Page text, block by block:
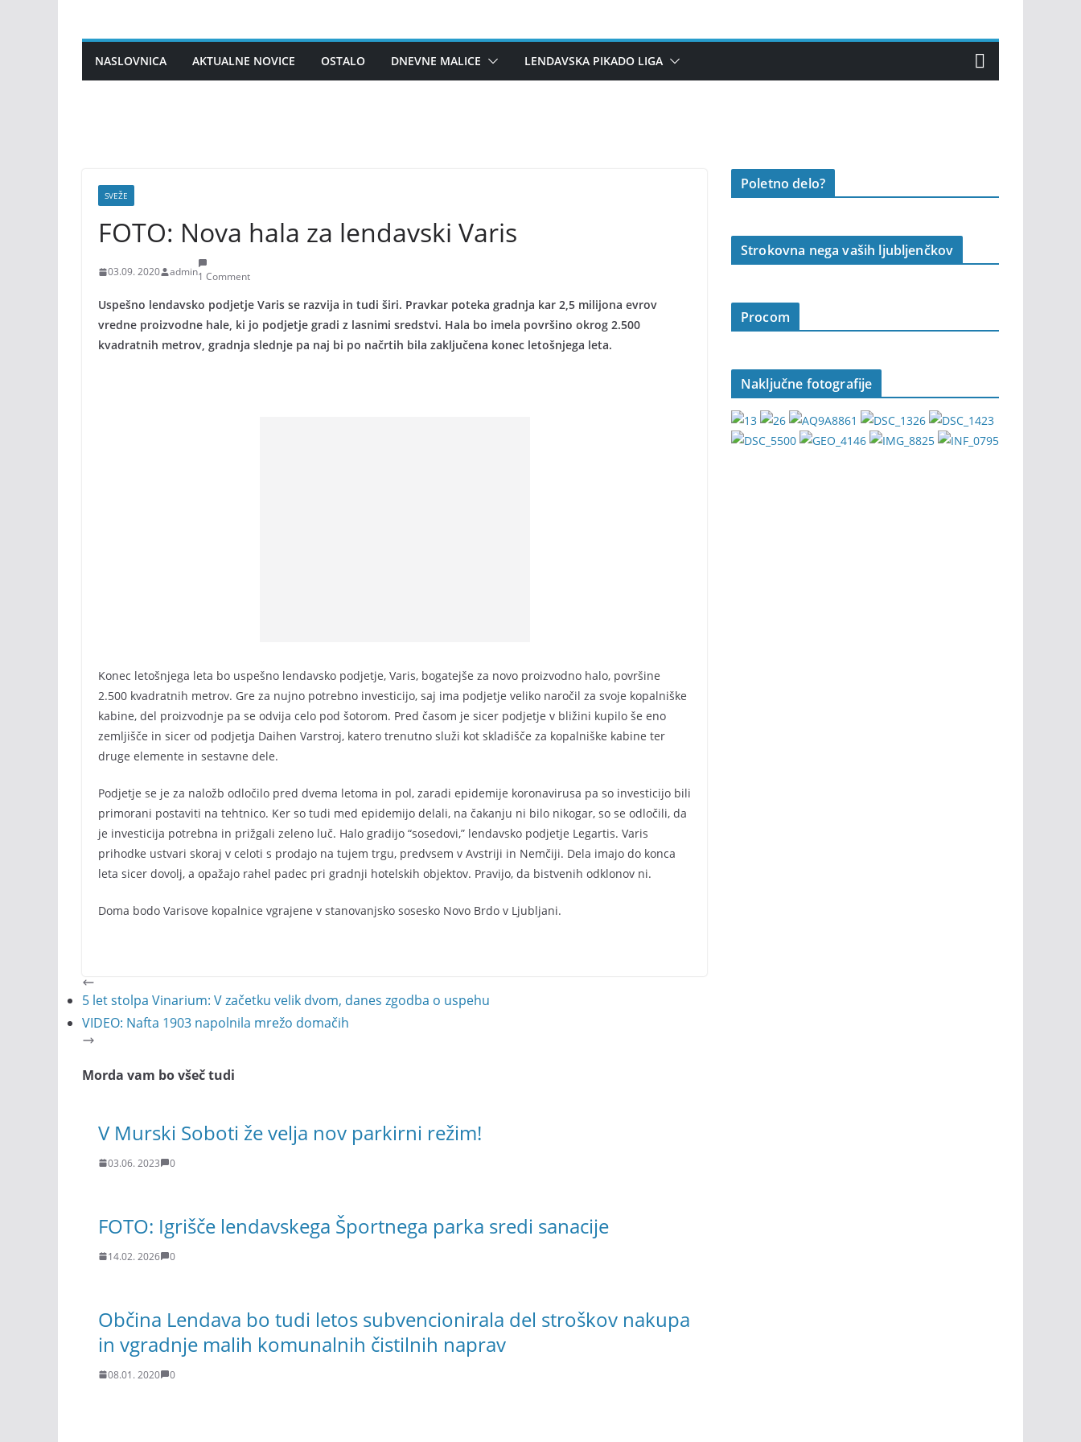
contentNASLOVNICA AKTUALNE NOVICE OSTALO DNEVNE MALICE LENDAVSKA PIKADO LIGA
SVEŽE
FOTO: Nova hala za lendavski Varis
03.09. 2020 admin1 Comment
Uspešno lendavsko podjetje Varis se razvija in tudi širi. Pravkar poteka gradnja kar 2,5 milijona evrov
vredne proizvodne hale, ki jo podjetje gradi z lasnimi sredstvi. Hala bo imela površino okrog 2.500
kvadratnih metrov, gradnja slednje pa naj bi po načrtih bila zaključena konec letošnjega leta.
Konec letošnjega leta bo uspešno lendavsko podjetje, Varis, bogatejše za novo proizvodno halo, površine
2.500 kvadratnih metrov. Gre za nujno potrebno investicijo, saj ima podjetje veliko naročil za svoje kopalniške
kabine, del proizvodnje pa se odvija celo pod šotorom. Pred časom je sicer podjetje v bližini kupilo še eno
zemljišče in sicer od podjetja Daihen Varstroj, katero trenutno služi kot skladišče za kopalniške kabine ter
druge elemente in sestavne dele.
Podjetje se je za naložb odločilo pred dvema letoma in pol, zaradi epidemije koronavirusa pa so investicijo bili
primorani postaviti na tehtnico. Ker so tudi med epidemijo delali, na čakanju ni bilo nikogar, so se odločili, da
je investicija potrebna in prižgali zeleno luč. Halo gradijo “sosedovi,” lendavsko podjetje Legartis. Varis
prihodke ustvari skoraj v celoti s prodajo na tujem trgu, predvsem v Avstriji in Nemčiji. Dela imajo do konca
leta sicer dovolj, a opažajo rahel padec pri gradnji hotelskih objektov. Pravijo, da bistvenih odklonov ni.
Doma bodo Varisove kopalnice vgrajene v stanovanjsko sosesko Novo Brdo v Ljubljani.
5 let stolpa Vinarium: V začetku velik dvom, danes zgodba o uspehu
VIDEO: Nafta 1903 napolnila mrežo domačih
Morda vam bo všeč tudi
V Murski Soboti že velja nov parkirni režim!
03.06. 2023 0
FOTO: Igrišče lendavskega Športnega parka sredi sanacije
14.02. 2026 0
Občina Lendava bo tudi letos subvencionirala del stroškov nakupa
in vgradnje malih komunalnih čistilnih naprav
08.01. 2020 0
Poletno delo?
Strokovna nega vaših ljubljenčkov
Procom
Naključne fotografije